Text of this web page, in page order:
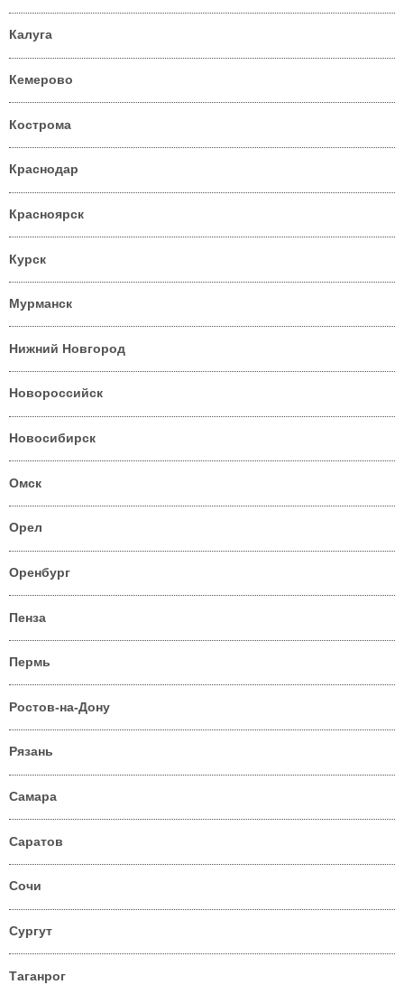
Калуга
Кемерово
Кострома
Краснодар
Красноярск
Курск
Мурманск
Нижний Новгород
Новороссийск
Новосибирск
Омск
Орел
Оренбург
Пенза
Пермь
Ростов-на-Дону
Рязань
Самара
Саратов
Сочи
Сургут
Таганрог